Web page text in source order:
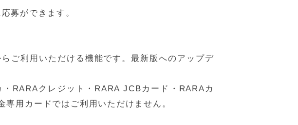
募ができます。
ご利用いただける機能です。最新版へのアップデ
RARAクレジット・RARA JCBカード・RARAカ
用カードではご利用いただけません。